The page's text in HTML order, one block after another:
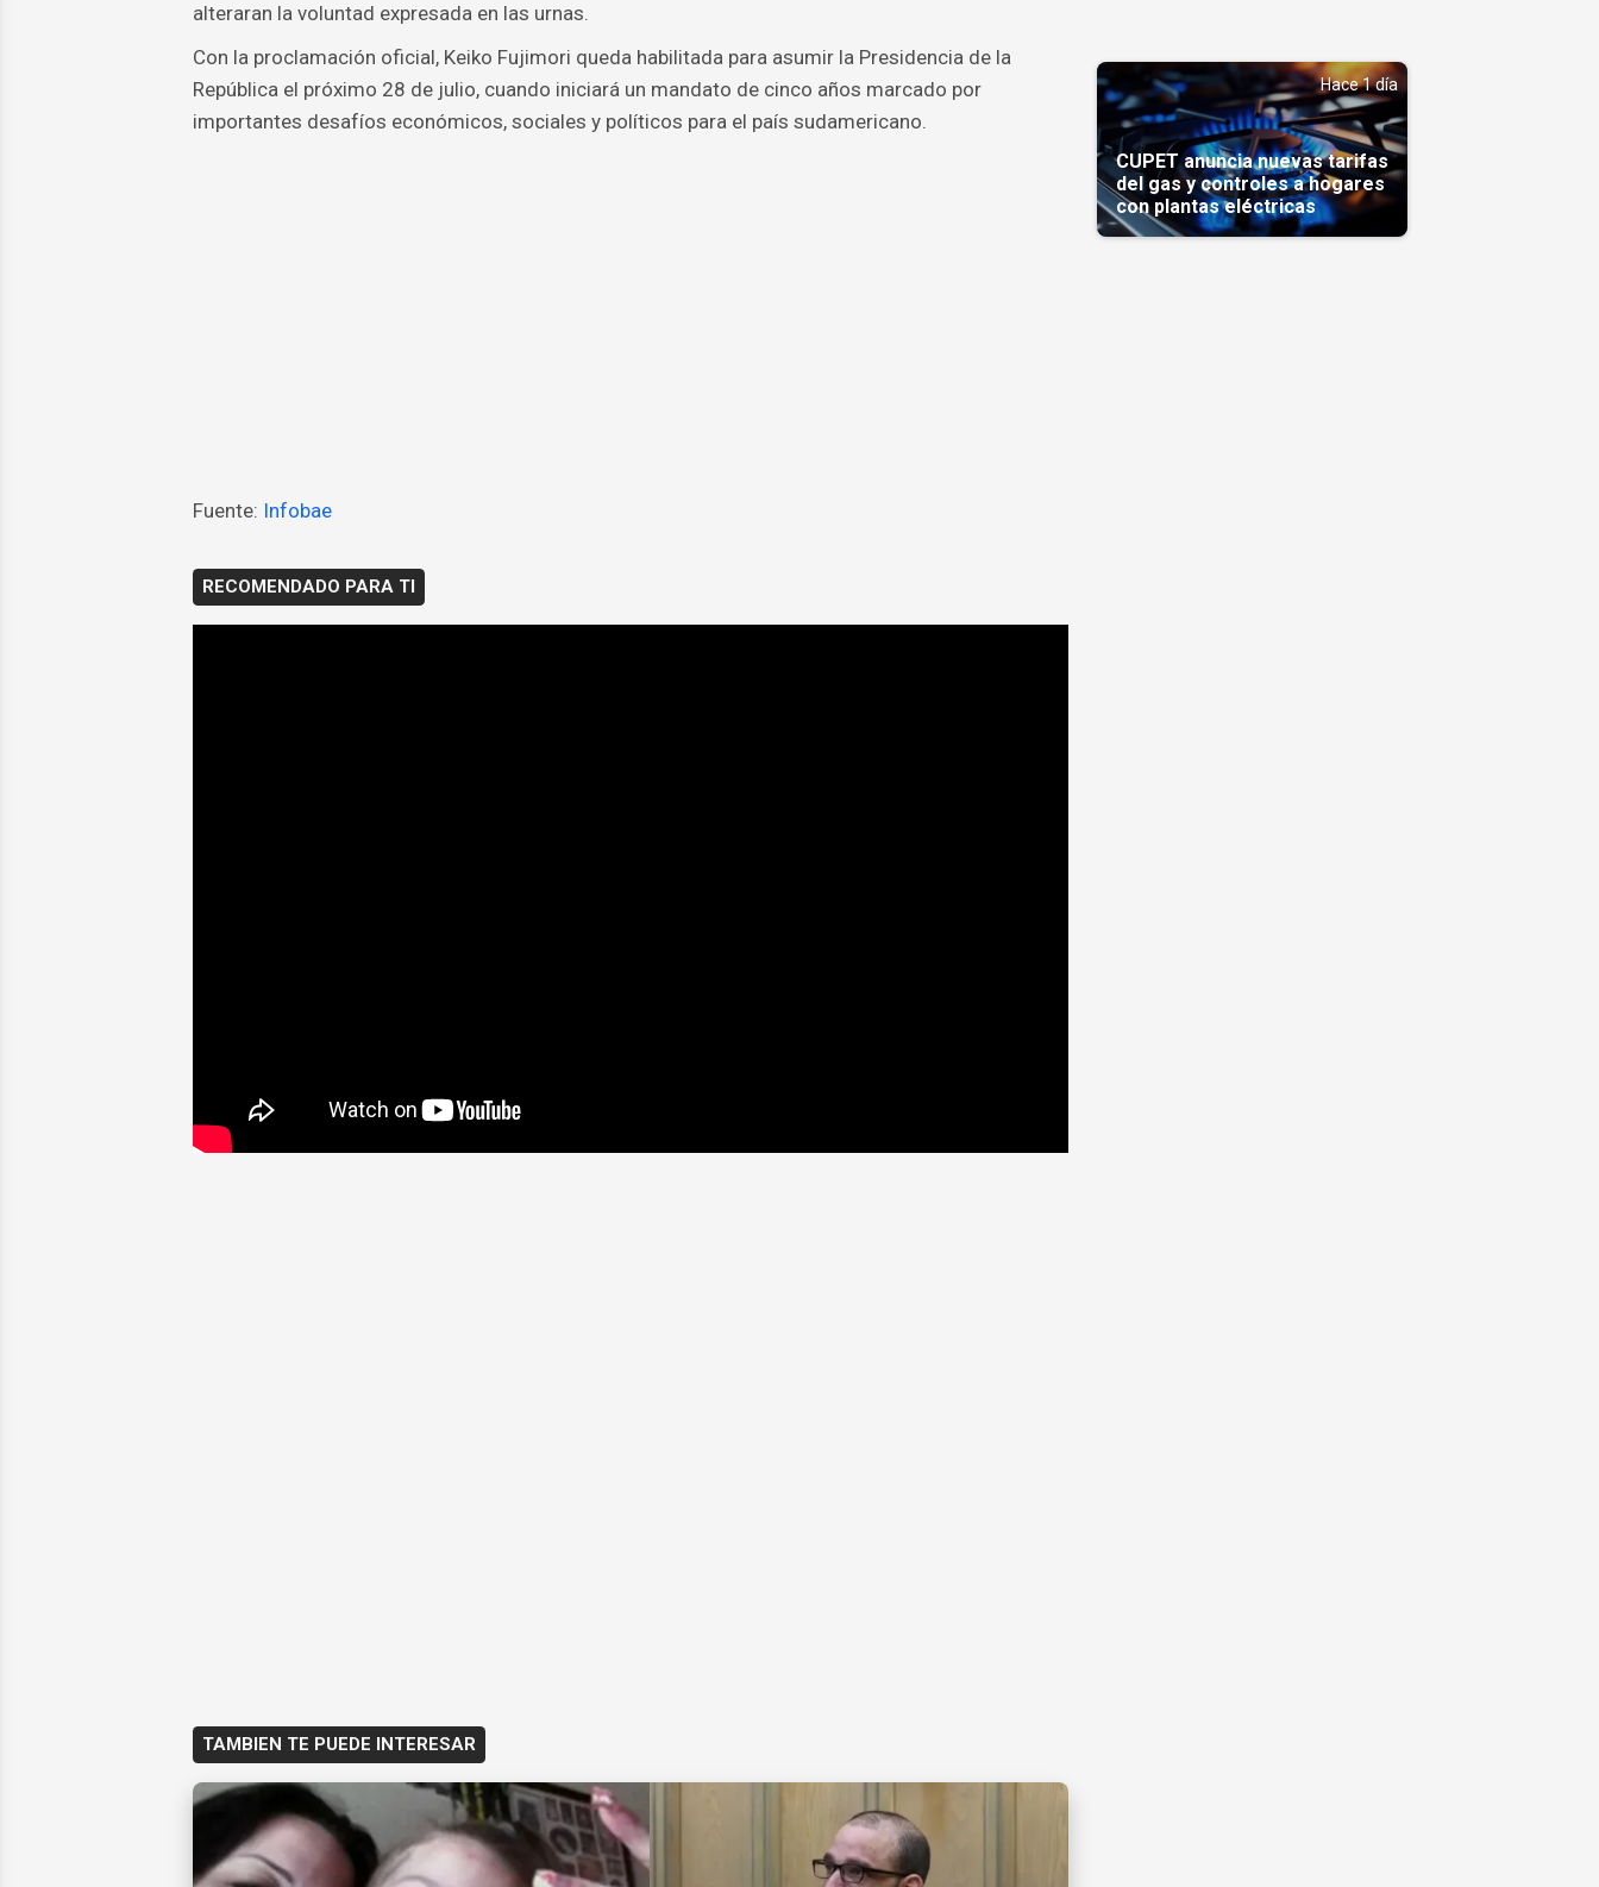
alteraran la voluntad expresada en las urnas.
Con la proclamación oficial, Keiko Fujimori queda habilitada para asumir la Presidencia de la
República el próximo 28 de julio, cuando iniciará un mandato de cinco años marcado por
importantes desafíos económicos, sociales y políticos para el país sudamericano.
Fuente: Infobae
RECOMENDADO PARA TI
TAMBIEN TE PUEDE INTERESAR
Hace 1 día
CUPET anuncia nuevas tarifas
del gas y controles a hogares
con plantas eléctricas